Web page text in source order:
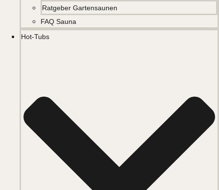
Ratgeber Gartensaunen
FAQ Sauna
Hot-Tubs